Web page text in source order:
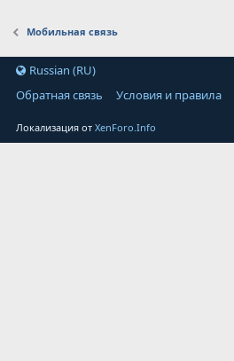
Мобильная связь
Russian (RU)
Обратная связь
Условия и правила
Локализация отXenForo.Info